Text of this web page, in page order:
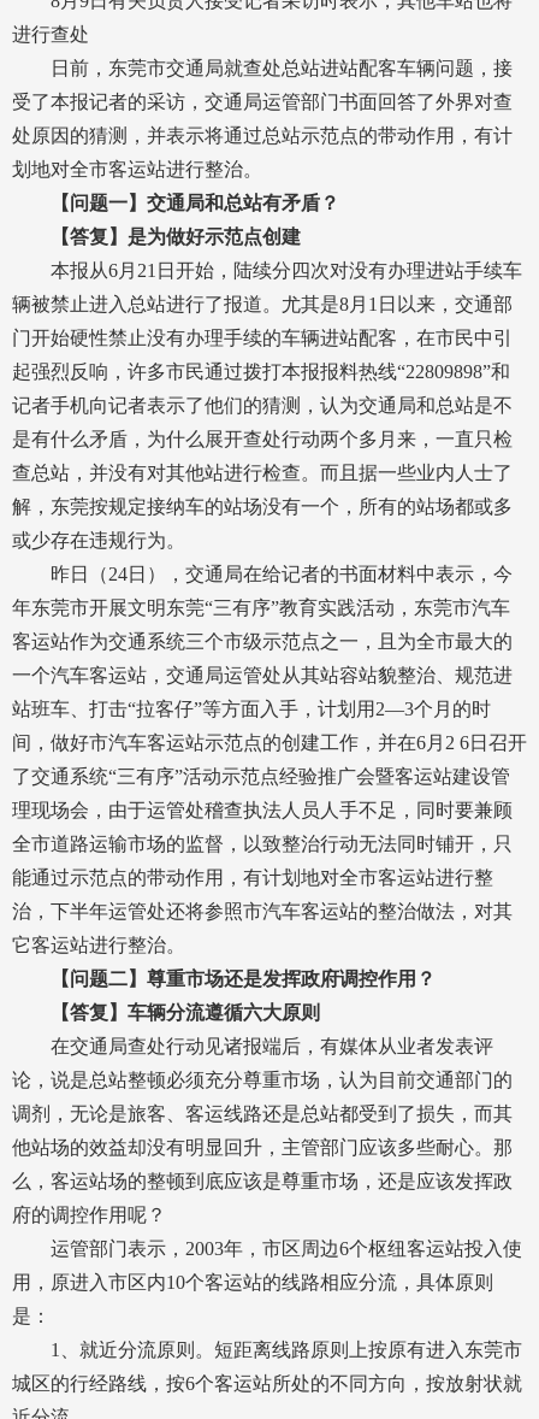
进行查处
日前，东莞市交通局就查处总站进站配客车辆问题，接
受了本报记者的采访，交通局运管部门书面回答了外界对查
处原因的猜测，并表示将通过总站示范点的带动作用，有计
划地对全市客运站进行整治。
【问题一】交通局和总站有矛盾？
【答复】是为做好示范点创建
本报从6月21日开始，陆续分四次对没有办理进站手续车
辆被禁止进入总站进行了报道。尤其是8月1日以来，交通部
门开始硬性禁止没有办理手续的车辆进站配客，在市民中引
起强烈反响，许多市民通过拨打本报报料热线“22809898”和
记者手机向记者表示了他们的猜测，认为交通局和总站是不
是有什么矛盾，为什么展开查处行动两个多月来，一直只检
查总站，并没有对其他站进行检查。而且据一些业内人士了
解，东莞按规定接纳车的站场没有一个，所有的站场都或多
或少存在违规行为。
昨日（24日），交通局在给记者的书面材料中表示，今
年东莞市开展文明东莞“三有序”教育实践活动，东莞市汽车
客运站作为交通系统三个市级示范点之一，且为全市最大的
一个汽车客运站，交通局运管处从其站容站貌整治、规范进
站班车、打击“拉客仔”等方面入手，计划用2—3个月的时
间，做好市汽车客运站示范点的创建工作，并在6月2 6日召开
了交通系统“三有序”活动示范点经验推广会暨客运站建设管
理现场会，由于运管处稽查执法人员人手不足，同时要兼顾
全市道路运输市场的监督，以致整治行动无法同时铺开，只
能通过示范点的带动作用，有计划地对全市客运站进行整
治，下半年运管处还将参照市汽车客运站的整治做法，对其
它客运站进行整治。
【问题二】尊重市场还是发挥政府调控作用？
【答复】 车辆分流遵循六大原则
在交通局查处行动见诸报端后，有媒体从业者发表评
论，说是总站整顿必须充分尊重市场，认为目前交通部门的
调剂，无论是旅客、客运线路还是总站都受到了损失，而其
他站场的效益却没有明显回升，主管部门应该多些耐心。那
么，客运站场的整顿到底应该是尊重市场，还是应该发挥政
府的调控作用呢？
运管部门表示，2003年，市区周边6个枢纽客运站投入使
用，原进入市区内10个客运站的线路相应分流，具体原则
是：
1、就近分流原则。短距离线路原则上按原有进入东莞市
城区的行经路线，按6个客运站所处的不同方向，按放射状就